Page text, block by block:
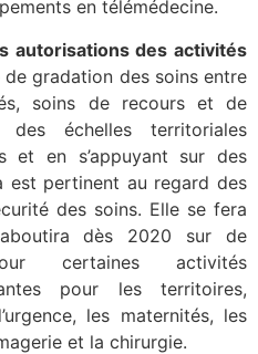
en télémédecine.
autorisations des activités
de gradation des soins entre
soins de recours et de
des échelles territoriales
et en s’appuyant sur des
est pertinent au regard des
des soins. Elle se fera
dès 2020 sur de
certaines activités
pour les territoires,
les maternités, les
et la chirurgie.